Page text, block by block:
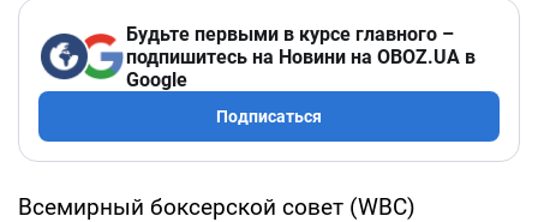
Будьте первыми в курсе главного –
подпишитесь на Новини на OBOZ.UA в
Google
Подписаться
Всемирный боксерской совет (WBC)